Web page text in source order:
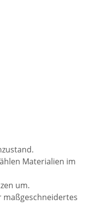
Materialien im
um.
maßgeschneidertes